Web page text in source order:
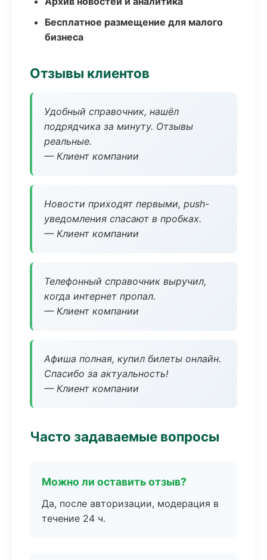
Бесплатное размещение для малого
бизнеса
Отзывы клиентов
Удобный справочник, нашёл
подрядчика за минуту. Отзывы
реальные.
— Клиент компании
Новости приходят первыми, push-
уведомления спасают в пробках.
— Клиент компании
Телефонный справочник выручил,
когда интернет пропал.
— Клиент компании
Афиша полная, купил билеты онлайн.
Спасибо за актуальность!
— Клиент компании
Часто задаваемые вопросы
Можно ли оставить отзыв?
Да, после авторизации, модерация в
течение 24 ч.